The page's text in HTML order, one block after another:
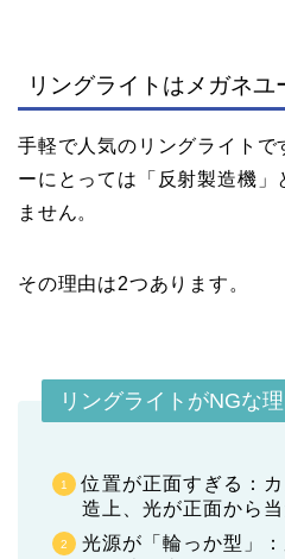
リングライトはメガネユ
手軽で人気のリングライトで
ーにとっては「反射製造機」
ません。
その理由は2つあります。
リングライトがNGな
位置が正面すぎる：
造上、光が正面から
光源が「輪っか型」